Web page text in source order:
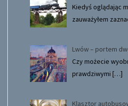
Kiedyś oglądając
zauważyłem
Lwów – portem
Czy możecie
prawdziwymi […]
Klasztor